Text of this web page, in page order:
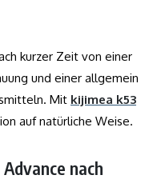
kurzer Zeit von einer
und einer allgemein
Mit kijimea k53
auf natürliche Weise.
nach